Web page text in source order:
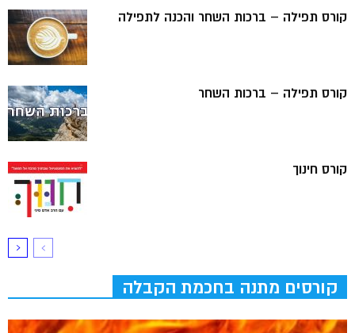
קורס תפילה – ברכות השחר והכנה לתפילה
קורס תפילה – ברכות השחר
קורס חינוך
קורסים מתנה בחכמת הקבלה